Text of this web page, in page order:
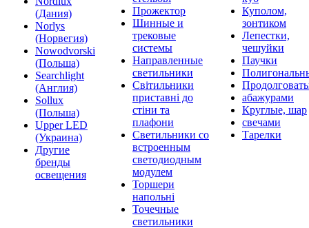
(Дания)
Norlys
(Норвегия)
Nowodvorski
(Польша)
Searchlight
(Англия)
Sollux
(Польша)
Upper LED
(Украина)
Другие
бренды
освещения
Прожектор
Шинные и
трековые
системы
Направленные
светильники
Світильники
приставні до
стіни та
плафони
Светильники со
встроенным
светодиодным
модулем
Торшери
напольні
Точечные
светильники
Куполом,
зонтиком
Лепестки,
чешуйки
Паучки
абажурами
Круглые, шар
свечами
Тарелки